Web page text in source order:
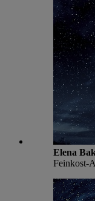
Elena
Feinkost-